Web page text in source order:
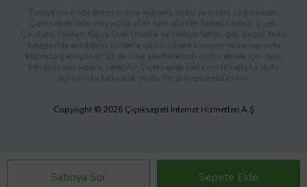
Satıcıya Sor Sepete Ekle
Türkiye’nin önde gelen online alışveriş sitesi ve mobil uygulaması
Çiçeksepeti’nde, ihtiyacınız olan tüm ürünleri bulabilirsiniz. Çiçek,
Çikolata, Hediye, Kişiye Özel Ürünler ve Hediye Setleri gibi birçok farklı
kategoride aradığınız binlerce ürünü sizlere sunuyor ve zamanında
kapınıza getiriyoruz! Siz de ister sevdiklerinizi mutlu etmek için, ister
kendiniz için sipariş verebilir; Çiçeksepeti Extra’nın fırsatlarla dolu
dünyasıyla tanışarak mutlu bir gün geçirebilirsiniz.
Copyright © 2026 Çiçeksepeti İnternet Hizmetleri A.Ş